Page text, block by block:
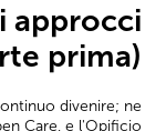
approcci
prima)
divenire; ne
Care, e l'Opificio